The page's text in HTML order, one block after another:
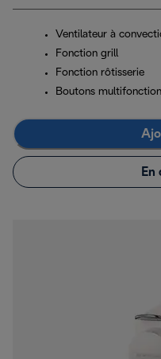
Ventilateur à
Fonction grill
Fonction rôtisserie
Boutons
En